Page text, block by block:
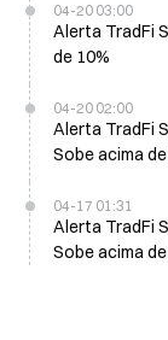
04-20 03:00
Alerta TradFi
de 10%
04-20 02:00
Alerta TradFi
Sobe acima
04-17 01:31
Alerta TradFi
Sobe acima